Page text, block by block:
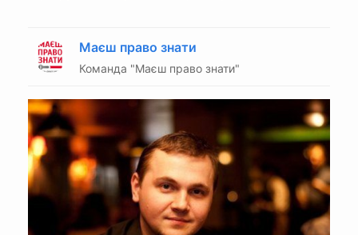
Маєш право знати
Команда "Маєш право знати"